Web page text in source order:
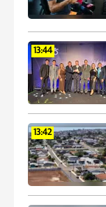
13:44
13:42